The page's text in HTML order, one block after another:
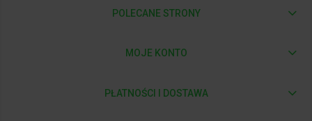
POLECANE STRONY
MOJE KONTO
PŁATNOŚCI I DOSTAWA